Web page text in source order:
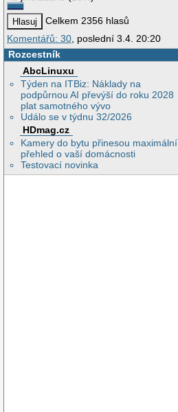
Celkem 2356 hlasů
Komentářů: 30 , poslední 3.4. 20:20
Rozcestník
AbcLinuxu
Týden na ITBiz: Náklady na
podpůrnou AI převýší do roku 2028
plat samotného vývo
Událo se v týdnu 32/2026
HDmag.cz
Kamery do bytu přinesou maximální
přehled o vaší domácnosti
Testovací novinka